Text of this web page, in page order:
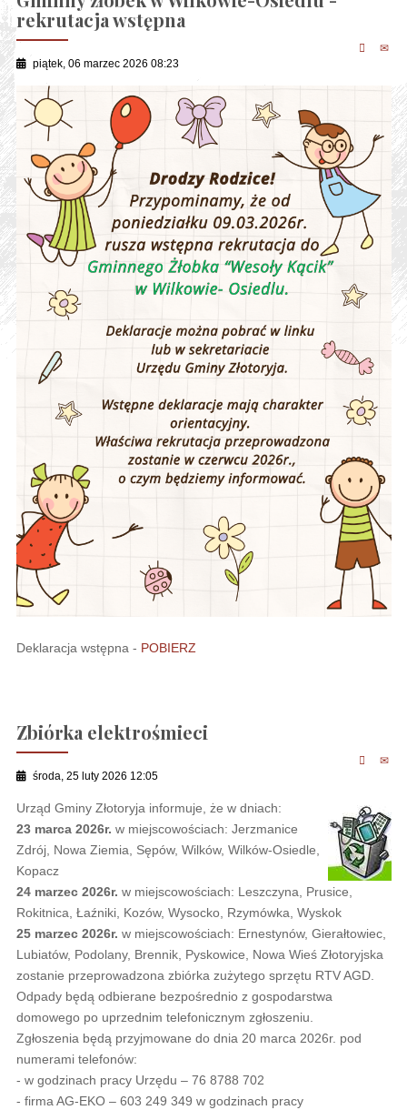
rekrutacja wstępna
piątek, 06 marzec 2026 08:23
Deklaracja wstępna - POBIERZ
Zbiórka elektrośmieci
środa, 25 luty 2026 12:05
Urząd Gminy Złotoryja informuje, że w dniach:
23 marca 2026r. w miejscowościach: Jerzmanice
Zdrój, Nowa Ziemia, Sępów, Wilków, Wilków-Osiedle,
Kopacz
24 marzec 2026r. w miejscowościach: Leszczyna, Prusice,
Rokitnica, Łaźniki, Kozów, Wysocko, Rzymówka, Wyskok
25 marzec 2026r. w miejscowościach: Ernestynów, Gierałtowiec,
Lubiatów, Podolany, Brennik, Pyskowice, Nowa Wieś Złotoryjska
zostanie przeprowadzona zbiórka zużytego sprzętu RTV AGD.
Odpady będą odbierane bezpośrednio z gospodarstwa
domowego po uprzednim telefonicznym zgłoszeniu.
Zgłoszenia będą przyjmowane do dnia 20 marca 2026r. pod
numerami telefonów:
- w godzinach pracy Urzędu – 76 8788 702
- firma AG-EKO – 603 249 349 w godzinach pracy